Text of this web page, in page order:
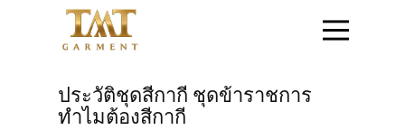
ประวัติชุดสีกากี ชุดข้าราชการ
ทำไมต้องสีกากี